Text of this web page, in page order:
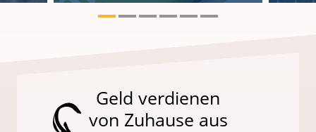
Geld verdienen
von Zuhause aus